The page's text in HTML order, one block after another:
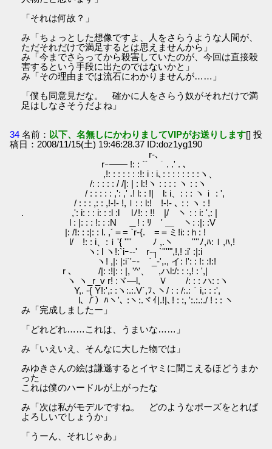
「それは何故？」
み「ちょっとした想像ですよ、人をさらうような人間が、
ただそれだけで満足するとは思えませんから」
み「今までさらってから殺害していたのが、今回は直接殺
害するという手段に出たのではないかと」
み「その理由までは流石にわかりませんが……」
「僕も同意見だな。 確かに人をさらう奴がそれだけで満
足はしなさそうだよね」
34 名前： 以下、名無しにかわりましてVIPがお送りします[] 投
稿日：2008/11/15(土) 19:46:28.37 ID:doz1yg190
r-､
rｰ―― !: : `´￣｀. .' . ､
,!: : : : : : :!: i : i､: : : : : : : :ヽ、
/: : : : : / /|: | : l:!ヽ : : : : ヽ : :ヽ
/ : : : : : ,': ,' .! l: : !| l: i、: : : ヽｉ : ',
/ : : : ,: : ,!-!‐ !,ｌ: : l:! !‐!- ､ : : ヽ : !
. ,': i: : : i: : :l :l lﾉ!: : !! |/ ヽ : : i: ',: |
l : |: : : !: : :N ＿! : ﾘ ' ＿ ヽ: :|: :V
|: /!: : :|: : l. ,´＝= `r‐{. =＝ミ!i: :ｈ: !
l/ !: : i、:ｉ'{ '''' ﾉ ,.ヽ ''''ﾉ,ﾊ:ｌ,ﾊ,!
ヽ: l ヽ!:`iｰ‐‐' r‐┐`''''",!,! :i' :|:i
ヽ! ,|: |:i`'ｰ- `_‐',., イ: !': : !: :!:!
r ､ /|: :!|: : |, '^'、 ,ハl:/: : :,! : ',|
ヽ ヽ_r_v r! :ヾ―l, Ｖ /: : : ハ: :ヽ
Y,. -{ Y!:',: :ヽ:.:.V´,ﾌ､ヽ/ : : /:.:｀i,: : :',
l、/´）ﾊヽ'､ :ヽ:.ヾｲ|.!|､! : :, ':.:.:./ ! : : ヽ
み「完成しましたー」
「どれどれ……これは、うまいな……」
み「いえいえ、そんなに大した物では」
みゆきさんの絵は謙遜するとイヤミに聞こえるほどうまか
った
これは僕のハードルが上がったな
み「次は私がモデルですね。 どのようなポーズをとれば
よろしいでしょうか」
「うーん、それじゃあ」